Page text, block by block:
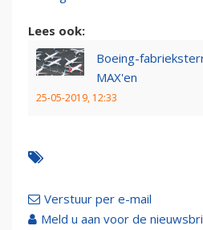
Lees ook:
Boeing-
MAX'en
25-05-2019, 12:33
Verstuur per e-mail
Meld u aan voor de